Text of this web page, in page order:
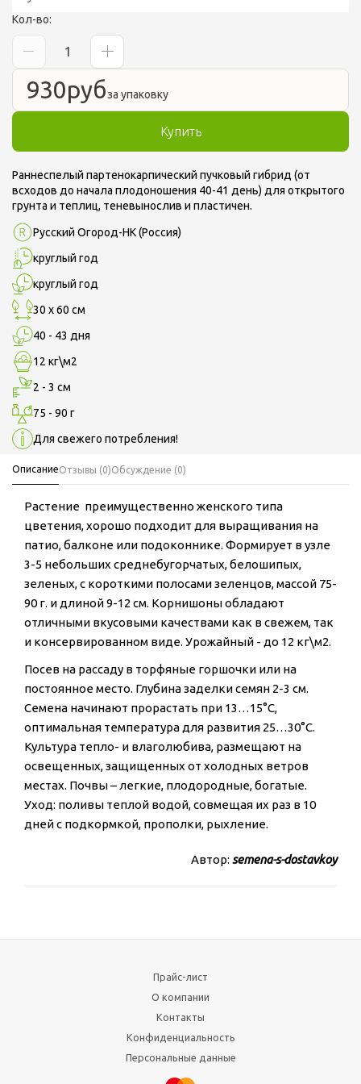
Кол-во:
930рубза упаковку
Купить
Раннеспелый партенокарпический пучковый гибрид (от
всходов до начала плодоношения 40-41 день) для открытого
грунта и теплиц, теневынослив и пластичен.
Русский Огород-НК(Россия)
круглый год
круглый год
30 х 60 см
40 - 43 дня
12 кг\м2
2 - 3 см
75 - 90 г
Для свежего потребления!
ОписаниеОтзывы (0)Обсуждение (0)
Растение преимущественно женского типа
цветения, хорошо подходит для выращивания на
патио, балконе или подоконнике. Формирует в узле
3-5 небольших среднебугорчатых, белошипых,
зеленых, с короткими полосами зеленцов, массой 75-
90 г. и длиной 9-12 см. Корнишоны обладают
отличными вкусовыми качествами как в свежем, так
и консервированном виде. Урожайный - до 12 кг\м2.
Посев на рассаду в торфяные горшочки или на
постоянное место. Глубина заделки семян 2-3 см.
Семена начинают прорастать при 13…15°С,
оптимальная температура для развития 25…30°С.
Культура тепло- и влаголюбива, размещают на
освещенных, защищенных от холодных ветров
местах. Почвы – легкие, плодородные, богатые.
Уход: поливы теплой водой, совмещая их раз в 10
дней с подкормкой, прополки, рыхление.
Автор: semena-s-dostavkoy
Прайс-лист
О компании
Контакты
Конфиденциальность
Персональные данные